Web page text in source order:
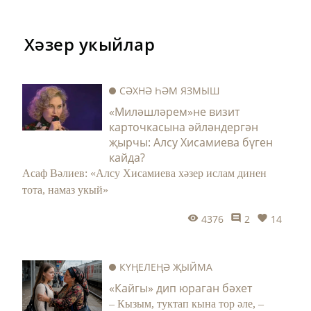
Хәзер укыйлар
СӘХНӘ ҺӘМ ЯЗМЫШ
«Миләшләрем»не визит
карточкасына әйләндергән
җырчы: Алсу Хисамиева бүген
кайда?
Асаф Вәлиев: «Алсу Хисамиева хәзер ислам динен
тота, намаз укый»
4376 2 14
КҮҢЕЛЕҢӘ ҖЫЙМА
«Кайгы» дип юраган бәхет
– Кызым, туктап кына тор әле, –